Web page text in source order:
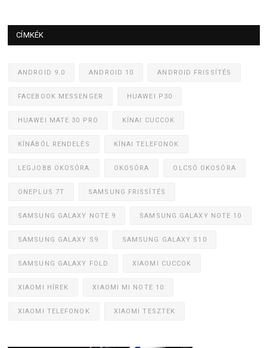
CÍMKÉK
ANDROID 9.0 ANDROID 10 ANDROID FRISSÍTÉS
FACEBOOK MESSENGER HUAWEI P30
HUAWEI MATE 30 PRO KÍNAI CUCCOK
KÍNÁBÓL RENDELÉS KÍNAI TELEFONOK
LEGJOBB OKOSÓRA OKOSÓRA OLCSÓ OKOSÓRA
ONEPLUS 7T SAMSUNG FRISSÍTÉS
SAMSUNG GALAXY NOTE 9 SAMSUNG GALAXY NOTE 10
SAMSUNG GALAXY S9 SAMSUNG GALAXY S10
SAMSUNG GALAXY FOLD XIAOMI CUCCOK
XIAOMI HÍREK XIAOMI MI NOTE 10
XIAOMI TELEFONOK XIAOMI TESZTEK